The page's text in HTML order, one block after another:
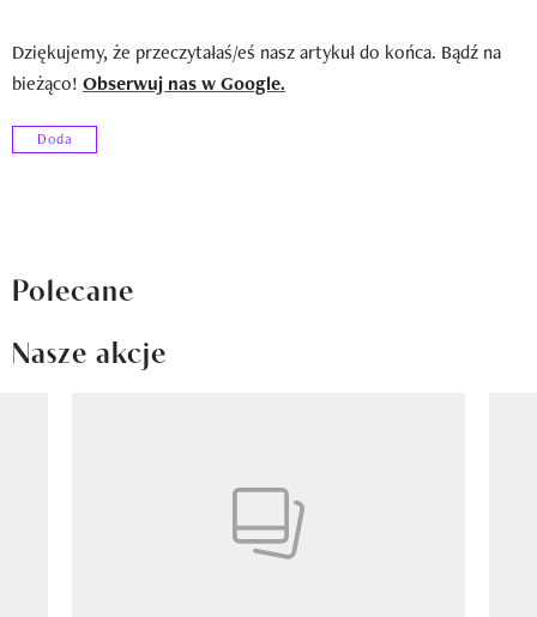
Dziękujemy, że przeczytałaś/eś nasz artykuł do końca. Bądź na
bieżąco! Obserwuj nas w Google.
Doda
Polecane
Nasze akcje